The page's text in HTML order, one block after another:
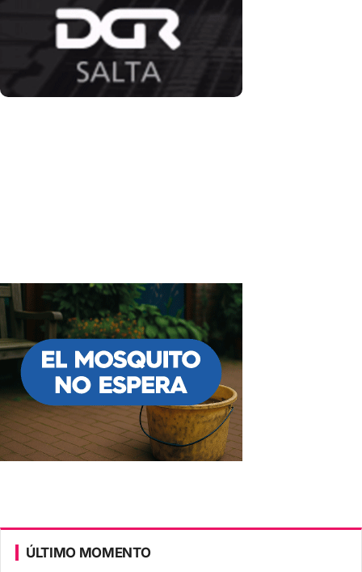
ÚLTIMO MOMENTO